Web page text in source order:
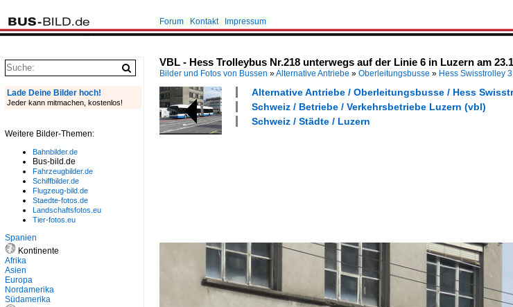
Forum Kontakt Impressum
VBL - Hess Trolleybus Nr.218 unterwegs auf der Linie 6 in Luzern am
Bilder und Fotos von Bussen »Alternative Antriebe » Oberleitungsbusse » Hess Swisstrolley
Alternative Antriebe / Oberleitungsbusse / Hess
Schweiz / Betriebe / Verkehrsbetriebe Luzern (vbl)
Schweiz / Städte / Luzern
Lade Deine Bilder hoch!
Jeder kann mitmachen, kostenlos!
Weitere Bilder-Themen:
Bahnbilder.de
Bus-bild.de
Fahrzeugbilder.de
Schiffbilder.de
Flugzeug-bild.de
Staedte-fotos.de
Landschaftsfotos.eu
Tier-fotos.eu
Spanien
Kontinente
Afrika
Asien
Europa
Nordamerika
Südamerika